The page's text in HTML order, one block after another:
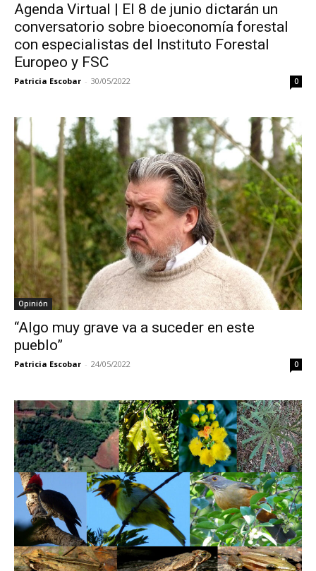
Agenda Virtual | El 8 de junio dictarán un
conversatorio sobre bioeconomía forestal
con especialistas del Instituto Forestal
Europeo y FSC
Patricia Escobar - 30/05/2022 0
Opinión
“Algo muy grave va a suceder en este
pueblo”
Patricia Escobar - 24/05/2022 0